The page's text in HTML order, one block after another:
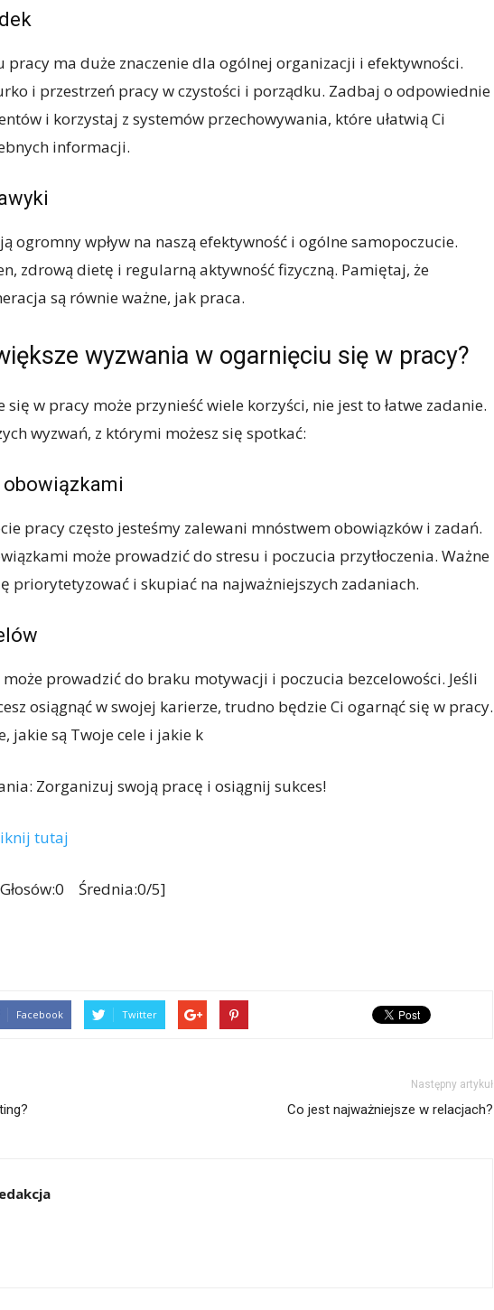
pracy ma duże znaczenie dla ogólnej organizacji i efektywności.
i przestrzeń pracy w czystości i porządku. Zadbaj o odpowiednie
i korzystaj z systemów przechowywania, które ułatwią Ci
informacji.
ogromny wpływ na naszą efektywność i ogólne samopoczucie.
zdrową dietę i regularną aktywność fizyczną. Pamiętaj, że
są równie ważne, jak praca.
wyzwania w ogarnięciu się w pracy?
w pracy może przynieść wiele korzyści, nie jest to łatwe zadanie.
wyzwań, z którymi możesz się spotkać:
obowiązkami
pracy często jesteśmy zalewani mnóstwem obowiązków i zadań.
może prowadzić do stresu i poczucia przytłoczenia. Ważne
priorytetyzować i skupiać na najważniejszych zadaniach.
prowadzić do braku motywacji i poczucia bezcelowości. Jeśli
osiągnąć w swojej karierze, trudno będzie Ci ogarnąć się w pracy.
jakie są Twoje cele i jakie k
Zorganizuj swoją pracę i osiągnij sukces!
tutaj
Średnia:0/5]
Facebook Twitter
Następny artykuł
Co jest najważniejsze w relacjach?